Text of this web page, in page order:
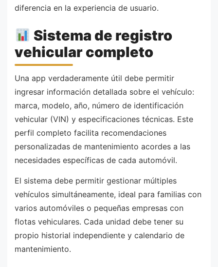
diferencia en la experiencia de usuario.
Sistema de registro
vehicular completo
Una app verdaderamente útil debe permitir
ingresar información detallada sobre el vehículo:
marca, modelo, año, número de identificación
vehicular (VIN) y especificaciones técnicas. Este
perfil completo facilita recomendaciones
personalizadas de mantenimiento acordes a las
necesidades específicas de cada automóvil.
El sistema debe permitir gestionar múltiples
vehículos simultáneamente, ideal para familias con
varios automóviles o pequeñas empresas con
flotas vehiculares. Cada unidad debe tener su
propio historial independiente y calendario de
mantenimiento.